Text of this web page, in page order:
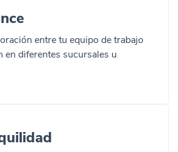
entre tu equipo de trabajo
en diferentes sucursales u